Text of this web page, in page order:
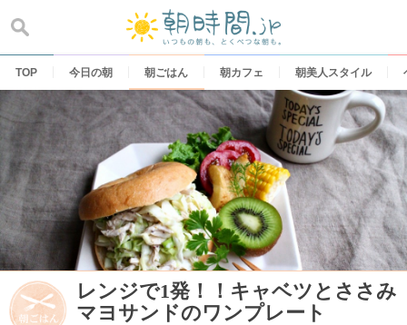
content
TOP 今日の朝 朝ごはん 朝カフェ 朝美人スタイル
レンジで1発！！キャベツとささみ
マヨサンドのワンプレート